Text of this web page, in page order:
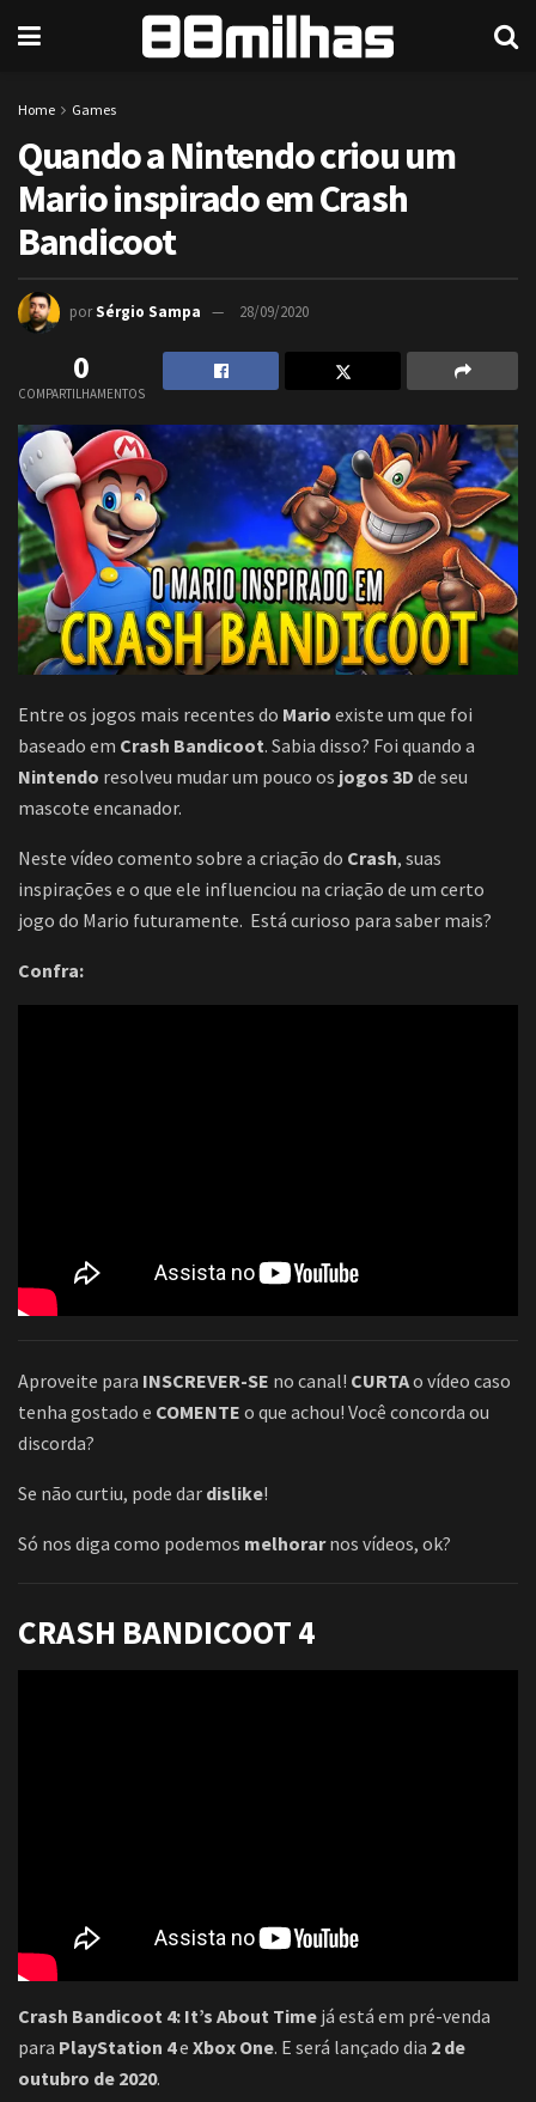
Home Games
Quando a Nintendo criou um
Mario inspirado em Crash
Bandicoot
porSérgio Sampa 28/09/2020
0
COMPARTILHAMENTOS
Entre os jogos mais recentes do Mario existe um que foi
baseado em Crash Bandicoot. Sabia disso? Foi quando a
Nintendo resolveu mudar um pouco os jogos 3D de seu
mascote encanador.
Neste vídeo comento sobre a criação do Crash, suas
inspirações e o que ele influenciou na criação de um certo
jogo do Mario futuramente. Está curioso para saber mais?
Confra:
Aproveite para INSCREVER-SE no canal! CURTAo vídeo caso
tenha gostado e COMENTE o que achou! Você concorda ou
discorda?
Se não curtiu, pode dar dislike!
Só nos diga como podemos melhorarnos vídeos, ok?
CRASH BANDICOOT 4
Crash Bandicoot 4: It’s About Time já está em pré-venda
para PlayStation 4e Xbox One. E será lançado dia 2 de
outubro de 2020.